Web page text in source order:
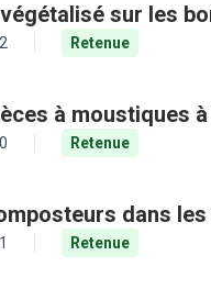
sur les
2 Retenue
à moustiques
0 Retenue
dans
1 Retenue